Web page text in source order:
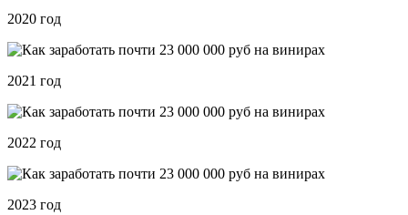
2020 год
2021 год
2022 год
2023 год